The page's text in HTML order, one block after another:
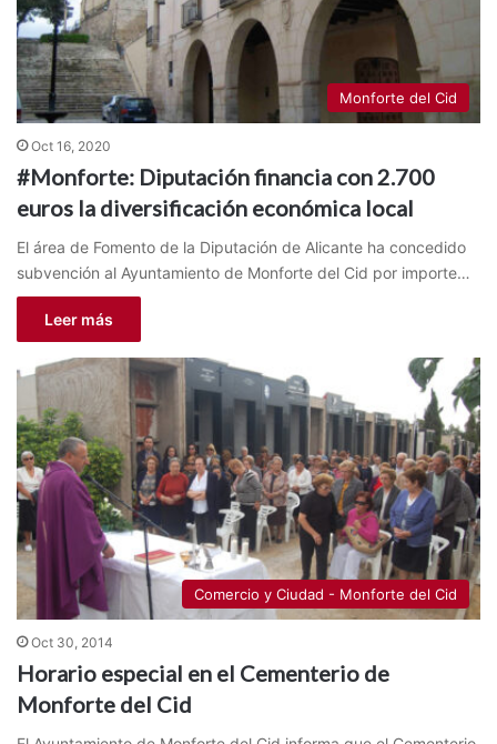
Monforte del Cid
Oct 16, 2020
#Monforte: Diputación financia con 2.700
euros la diversificación económica local
El área de Fomento de la Diputación de Alicante ha concedido
subvención al Ayuntamiento de Monforte del Cid por importe…
Leer más
Comercio y Ciudad - Monforte del Cid
Oct 30, 2014
Horario especial en el Cementerio de
Monforte del Cid